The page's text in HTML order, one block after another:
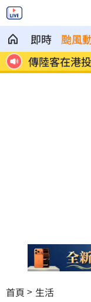
即時 颱風
買
傳陸客在港
首頁 生活